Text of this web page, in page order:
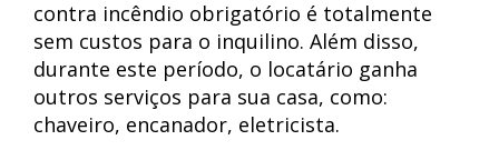
contra incêndio obrigatório é totalmente
sem custos para o inquilino. Além disso,
durante este período, o locatário ganha
outros serviços para sua casa, como:
chaveiro, encanador, eletricista.